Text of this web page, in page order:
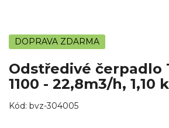
DOPRAVA ZDARMA
Odstředivé čerpadlo
1100 - 22,8m3/h, 1,10
Kód: bvz-304005